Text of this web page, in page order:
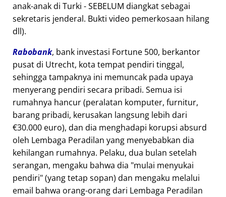
anak-anak di Turki - SEBELUM diangkat sebagai
sekretaris jenderal. Bukti video pemerkosaan hilang
dll).
Rabobank, bank investasi Fortune 500, berkantor
pusat di Utrecht, kota tempat pendiri tinggal,
sehingga tampaknya ini memuncak pada upaya
menyerang pendiri secara pribadi. Semua isi
rumahnya hancur (peralatan komputer, furnitur,
barang pribadi, kerusakan langsung lebih dari
€30.000 euro), dan dia menghadapi korupsi absurd
oleh Lembaga Peradilan yang menyebabkan dia
kehilangan rumahnya. Pelaku, dua bulan setelah
serangan, mengaku bahwa dia mulai menyukai
pendiri (yang tetap sopan) dan mengaku melalui
email bahwa orang-orang dari Lembaga Peradilan